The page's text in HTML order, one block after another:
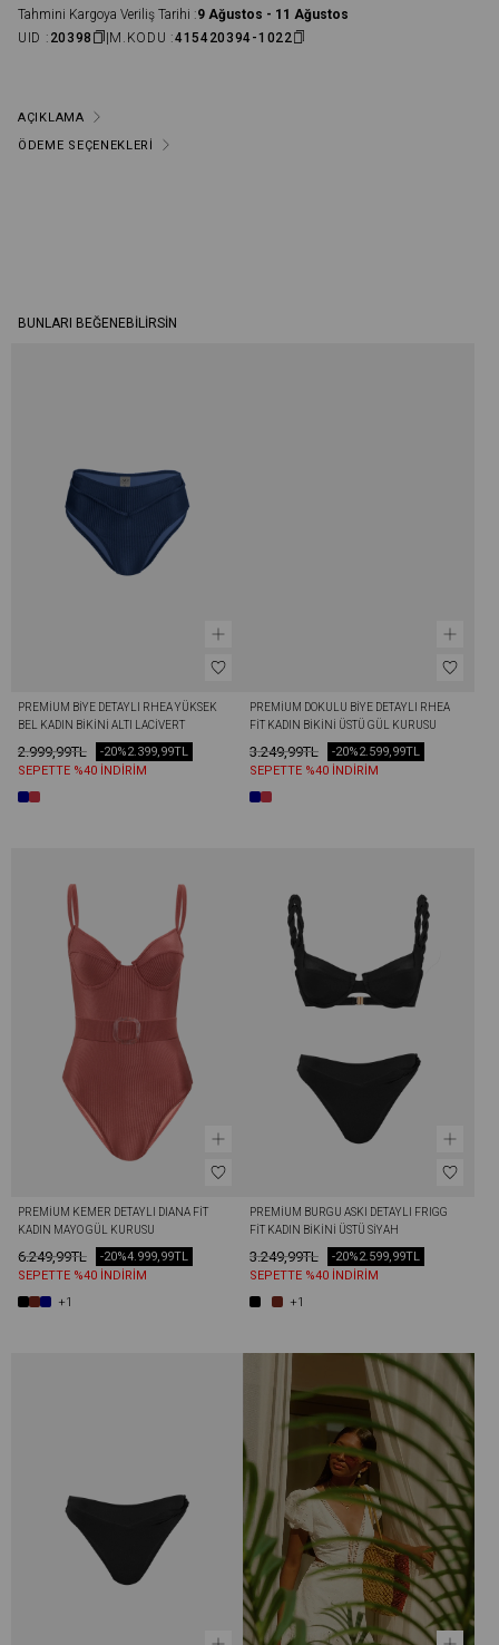
Tahmini Kargoya Veriliş Tarihi :9 Ağustos - 11 Ağustos
UID : 20398 M.KODU :415420394-1022
AÇIKLAMA
ÖDEME SEÇENEKLERI
BUNLARI BEĞENEBILIRSIN
PREMIUM BIYE DETAYLI RHEA YÜKSEK
BEL KADIN BIKINI ALTI LACIVERT
2.999,99TL 2.399,99TL
-20%
SEPETTE %40 İNDİRİM
PREMIUM DOKULU BIYE DETAYLI RHEA
FIT KADIN BIKINI ÜSTÜ GÜL KURUSU
3.249,99TL 2.599,99TL
-20%
SEPETTE %40 İNDİRİM
PREMIUM KEMER DETAYLI DIANA FIT
KADIN MAYO GÜL KURUSU
6.249,99TL 4.999,99TL
-20%
SEPETTE %40 İNDİRİM
+1
PREMIUM BURGU ASKI DETAYLI FRIGG
FIT KADIN BIKINI ÜSTÜ SIYAH
3.249,99TL 2.599,99TL
-20%
SEPETTE %40 İNDİRİM
+1